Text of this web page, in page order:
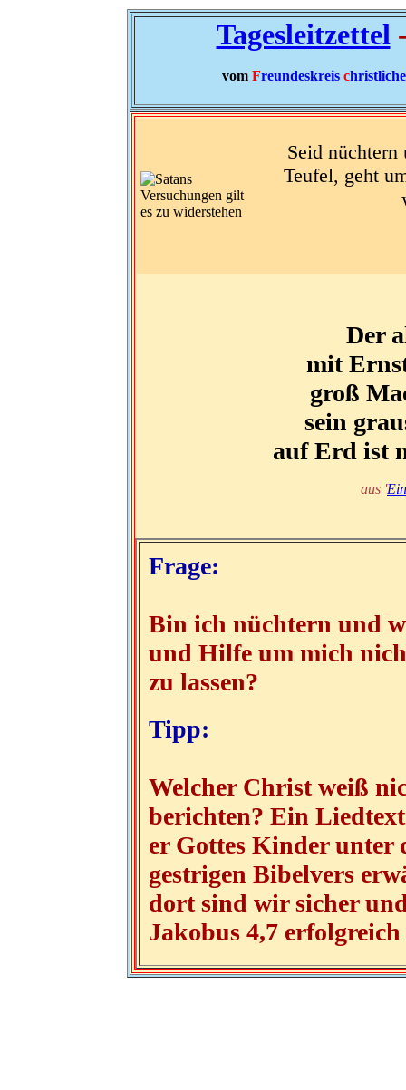
Tagesleitzettel
vom Freundeskreis c
Seid nüchtern
Teufel, geht
Der
mit
groß
sein
auf Erd ist
aus '
Frage:
Bin ich nüchtern und
und Hilfe um mich
zu lassen?
Tipp:
Welcher Christ weiß
berichten? Ein
er Gottes Kinder unter
gestrigen Bibelvers
dort sind wir sicher
Jakobus 4,7